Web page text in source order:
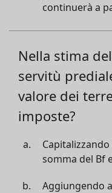
continuerà a
Nella stima
servitù
valore dei
imposte?
somma del Bf
Aggiungendo